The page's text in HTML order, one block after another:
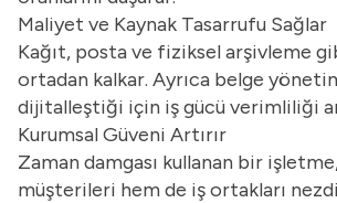
Maliyet ve Kaynak Tasarrufu Sağlar
Kağıt, posta ve fiziksel arşivleme
ortadan kalkar. Ayrıca belge
dijitalleştiği için iş gücü verimliliği
Kurumsal Güveni Artırır
Zaman damgası kullanan bir
müşterileri hem de iş ortakları